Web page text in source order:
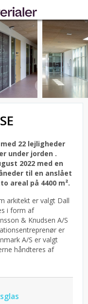
22 lejligheder
under jorden .
2022 med en
til en anslået
areal på 4400 m².
arkitekt er valgt Dall
i form af
& Knudsen A/S
er
A/S er valgt
håndteres af